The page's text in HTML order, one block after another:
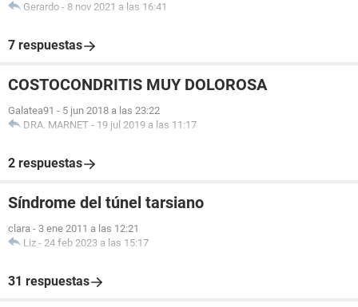
Gerardo - 8 nov 2021 a las 16:41
7 respuestas
COSTOCONDRITIS MUY DOLOROSA
Galatea91 - 5 jun 2018 a las 23:22
DRA. MARNET - 19 jul 2019 a las 11:17
2 respuestas
Síndrome del túnel tarsiano
clara - 3 ene 2011 a las 12:21
Liz - 24 feb 2023 a las 15:17
31 respuestas